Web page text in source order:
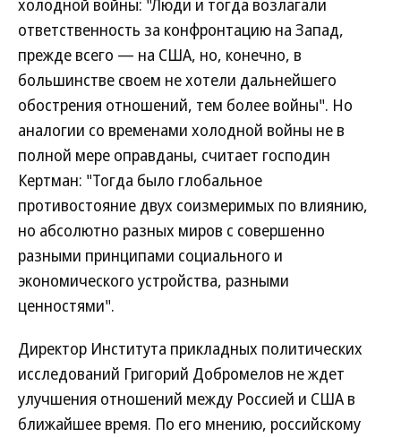
холодной войны: "Люди и тогда возлагали
ответственность за конфронтацию на Запад,
прежде всего — на США, но, конечно, в
большинстве своем не хотели дальнейшего
обострения отношений, тем более войны". Но
аналогии со временами холодной войны не в
полной мере оправданы, считает господин
Кертман: "Тогда было глобальное
противостояние двух соизмеримых по влиянию,
но абсолютно разных миров с совершенно
разными принципами социального и
экономического устройства, разными
ценностями".
Директор Института прикладных политических
исследований Григорий Добромелов не ждет
улучшения отношений между Россией и США в
ближайшее время. По его мнению, российскому